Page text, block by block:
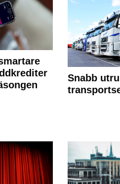
Snabb